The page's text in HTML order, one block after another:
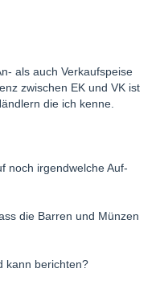
als auch Verkaufspeise
zwischen EK und VK ist
die ich kenne.
noch irgendwelche Auf-
die Barren und Münzen
kann berichten?